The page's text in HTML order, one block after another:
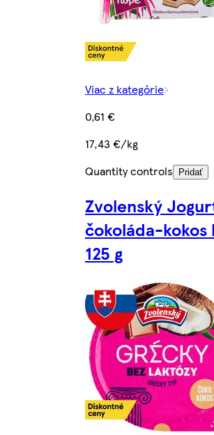
Viac z kategórie
0,61 €
17,43 €/kg
Quantity controls
Pridať
Zvolenský
čokoláda-kokos
125 g